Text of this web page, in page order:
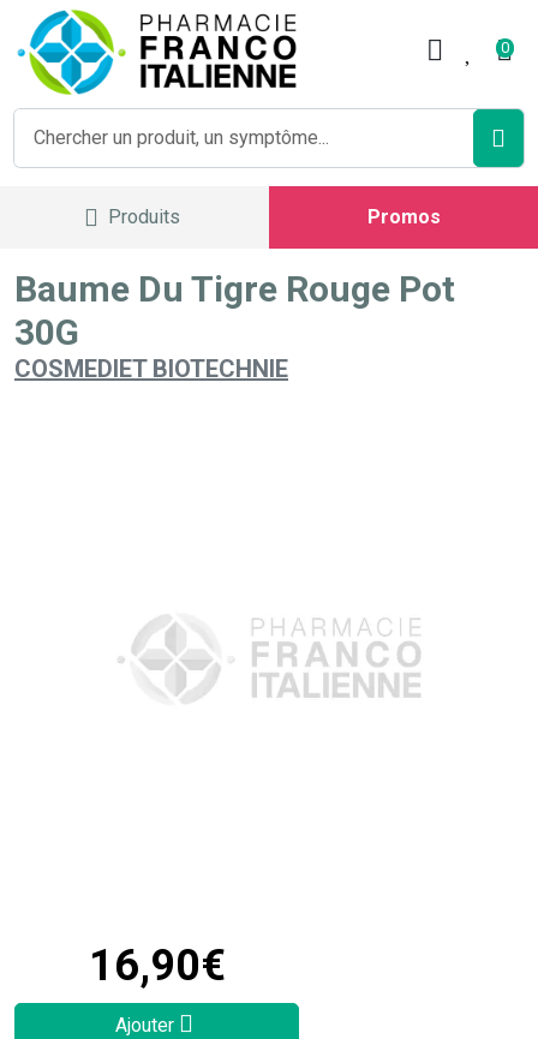
0
Produits Promos
Baume Du Tigre Rouge Pot
30G
COSMEDIET BIOTECHNIE
16,90€
Ajouter